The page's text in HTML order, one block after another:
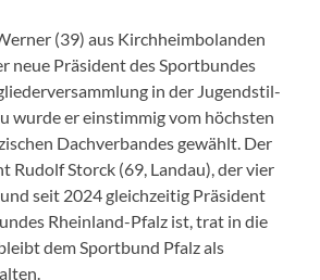
(39) aus Kirchheimbolanden
neue Präsident des Sportbundes
in der Jugendstil-
wurde er einstimmig vom höchsten
Dachverbandes gewählt. Der
Rudolf Storck (69, Landau), der vier
seit 2024 gleichzeitig Präsident
Rheinland-Pfalz ist, trat in die
dem Sportbund Pfalz als